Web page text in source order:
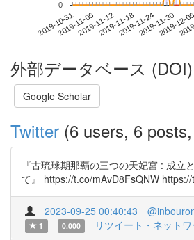
2019-10-312019-11-062019-11-122019-11-182019-11-242019-11-30
2019-12-
0
外部データベース (DOI)
Google Scholar
Twitter (6 users, 6
『古琉球期那覇の三つの天妃宮 : 成立
て』 https://t.co/mAvD8FsQNW
2023-09-25 00:40:43
1
0.000 リツイート・ネット